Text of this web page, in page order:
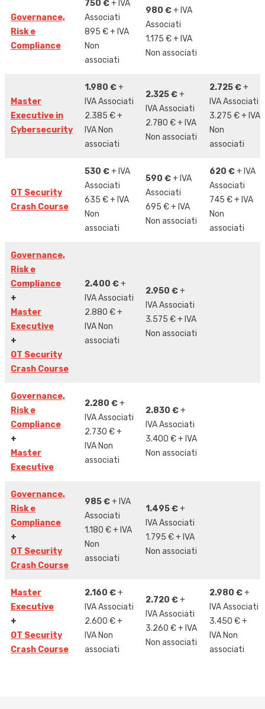
Governance,
Risk e
Compliance
750 €+ IVA
Associati
895 € + IVA
Non
associati
980 €+ IVA
Associati
1.175 € + IVA
Non associati
Master
Executive in
Cybersecurity
1.980 €+
IVA Associati
2.385 € +
IVA Non
associati
2.325 €+
IVA Associati
2.780 € + IVA
Non associati
2.725 €+
IVA Associati
3.275 € + IVA
Non
associati
OT Security
Crash Course
530 €+ IVA
Associati
635 € + IVA
Non
associati
590 €+ IVA
Associati
695 € + IVA
Non associati
620 €+ IVA
Associati
745 € + IVA
Non
associati
Governance,
Risk e
Compliance
+
Master
Executive
+
OT Security
Crash Course
2.400 €+
IVA Associati
2.880 € +
IVA Non
associati
2.950 €+
IVA Associati
3.575 € + IVA
Non associati
Governance,
Risk e
Compliance
+
Master
Executive
2.280 €+
IVA Associati
2.730 € +
IVA Non
associati
2.830 €+
IVA Associati
3.400 € + IVA
Non associati
Governance,
Risk e
Compliance
+
OT Security
Crash Course
985 €+ IVA
Associati
1.180 € + IVA
Non
associati
1.495 €+
IVA Associati
1.795 € + IVA
Non associati
Master
Executive
+
OT Security
Crash Course
2.160 €+
IVA Associati
2.600 € +
IVA Non
associati
2.720 €+
IVA Associati
3.260 € + IVA
Non associati
2.980 €+
IVA Associati
3.450 € +
IVA Non
associati